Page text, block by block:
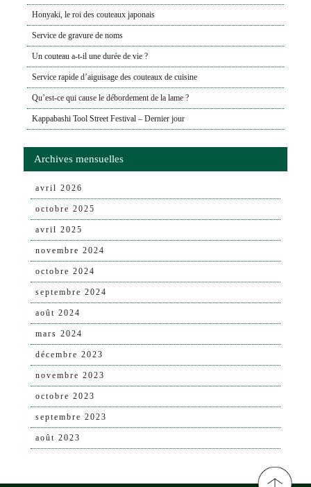
Honyaki, le roi des couteaux japonais
Service de gravure de noms
Un couteau a-t-il une durée de vie ?
Service rapide d’aiguisage des couteaux de cuisine
Qu’est-ce qui cause le débordement de la lame ?
Kappabashi Tool Street Festival – Dernier jour
Archives mensuelles
avril 2026
octobre 2025
avril 2025
novembre 2024
octobre 2024
septembre 2024
août 2024
mars 2024
décembre 2023
novembre 2023
octobre 2023
septembre 2023
août 2023